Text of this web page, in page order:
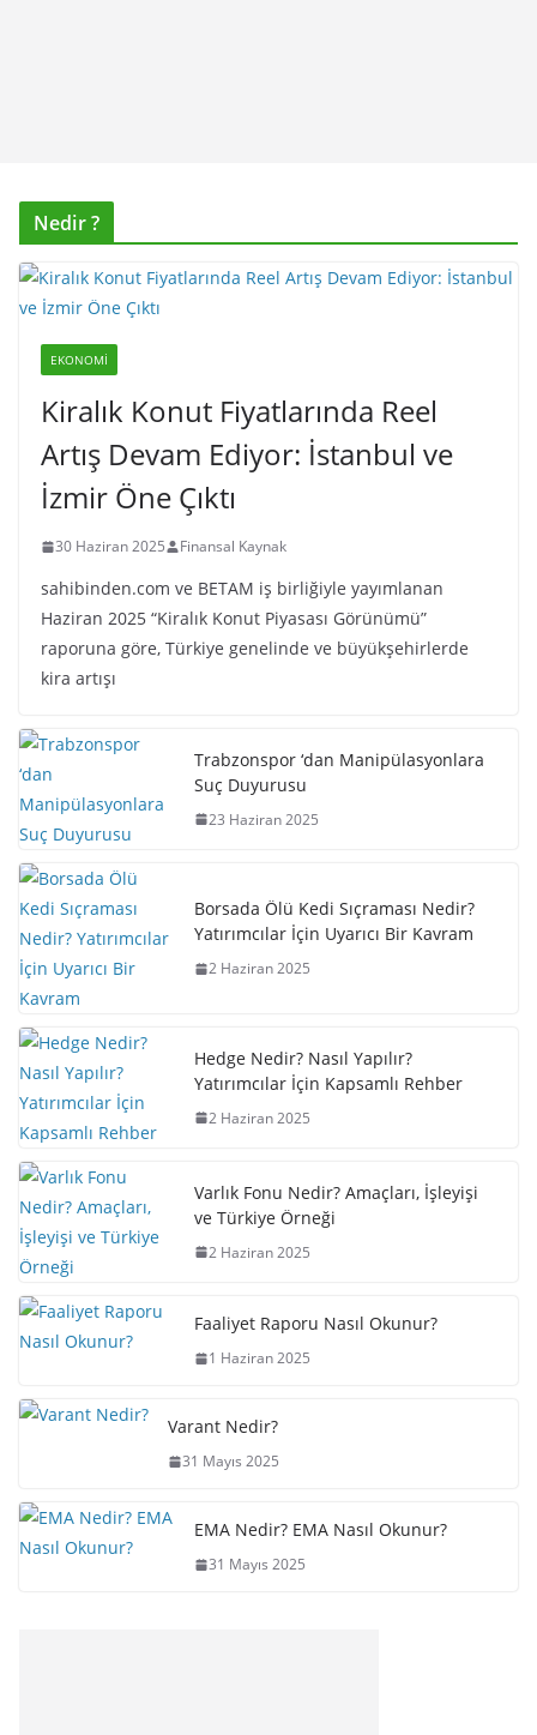
Nedir ?
EKONOMI
Kiralık Konut Fiyatlarında Reel
Artış Devam Ediyor: İstanbul ve
İzmir Öne Çıktı
30 Haziran 2025 Finansal Kaynak
sahibinden.com ve BETAM iş birliğiyle yayımlanan
Haziran 2025 “Kiralık Konut Piyasası Görünümü”
raporuna göre, Türkiye genelinde ve büyükşehirlerde
kira artışı
Trabzonspor ‘dan Manipülasyonlara
Suç Duyurusu
23 Haziran 2025
Borsada Ölü Kedi Sıçraması Nedir?
Yatırımcılar İçin Uyarıcı Bir Kavram
2 Haziran 2025
Hedge Nedir? Nasıl Yapılır?
Yatırımcılar İçin Kapsamlı Rehber
2 Haziran 2025
Varlık Fonu Nedir? Amaçları, İşleyişi
ve Türkiye Örneği
2 Haziran 2025
Faaliyet Raporu Nasıl Okunur?
1 Haziran 2025
Varant Nedir?
31 Mayıs 2025
EMA Nedir? EMA Nasıl Okunur?
31 Mayıs 2025